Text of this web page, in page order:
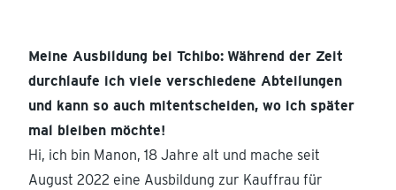
Meine Ausbildung bei Tchibo: Während der Zeit
durchlaufe ich viele verschiedene Abteilungen
und kann so auch mitentscheiden, wo ich später
mal bleiben möchte!
Hi, ich bin Manon, 18 Jahre alt und mache seit
August 2022 eine Ausbildung zur Kauffrau für